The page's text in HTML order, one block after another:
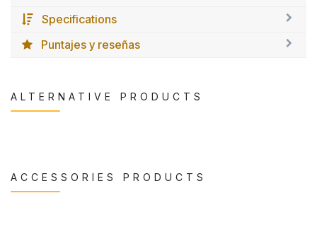
Specifications
Puntajes y reseñas
ALTERNATIVE PRODUCTS
ACCESSORIES PRODUCTS